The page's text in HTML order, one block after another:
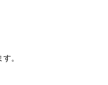
。